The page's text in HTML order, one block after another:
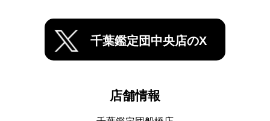
千葉鑑定団中央店のX
店舗情報